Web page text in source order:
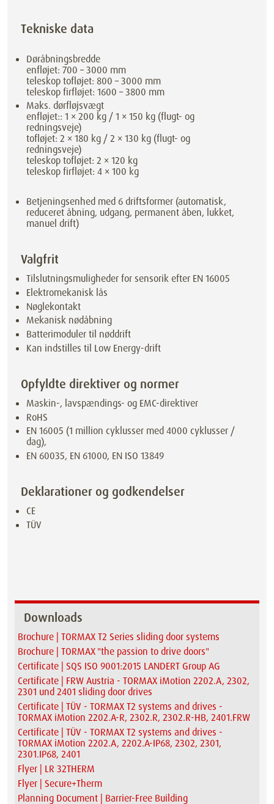
Tekniske data
Døråbningsbredde
enfløjet: 700 – 3000 mm
teleskop tofløjet: 800 – 3000 mm
teleskop firfløjet: 1600 – 3800 mm
Maks. dørfløjsvægt
enfløjet:: 1 × 200 kg / 1 × 150 kg (flugt- og
redningsveje)
tofløjet: 2 × 180 kg / 2 × 130 kg (flugt- og
redningsveje)
teleskop tofløjet: 2 × 120 kg
teleskop firfløjet: 4 × 100 kg
Betjeningsenhed med 6 driftsformer (automatisk,
reduceret åbning, udgang, permanent åben, lukket,
manuel drift)
Valgfrit
Tilslutningsmuligheder for sensorik efter EN 16005
Elektromekanisk lås
Nøglekontakt
Mekanisk nødåbning
Batterimoduler til nøddrift
Kan indstilles til Low Energy-drift
Opfyldte direktiver og normer
Maskin-, lavspændings- og EMC-direktiver
RoHS
EN 16005 (1 million cyklusser med 4000 cyklusser /
dag),
EN 60035, EN 61000, EN ISO 13849
Deklarationer og godkendelser
CE
TÜV
Downloads
Brochure | TORMAX T2 Series sliding door systems
Brochure | TORMAX "the passion to drive doors"
Certificate | SQS ISO 9001:2015 LANDERT Group AG
Certificate | FRW Austria - TORMAX iMotion 2202.A, 2302,
2301 und 2401 sliding door drives
Certificate | TÜV - TORMAX T2 systems and drives -
TORMAX iMotion 2202.A-R, 2302.R, 2302.R-HB, 2401.FRW
Certificate | TÜV - TORMAX T2 systems and drives -
TORMAX iMotion 2202.A, 2202.A-IP68, 2302, 2301,
2301.IP68, 2401
Flyer | LR 32THERM
Flyer | Secure+Therm
Planning Document | Barrier-Free Building